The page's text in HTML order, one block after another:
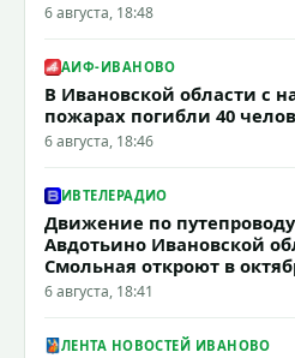
6 августа, 18:48
АИФ-ИВАНОВО
В Ивановской области с
пожарах погибли 40
6 августа, 18:46
ИВТЕЛЕРАДИО
Движение по
Авдотьино Ивановской
Смольная откроют в
6 августа, 18:41
ЛЕНТА НОВОСТЕЙ ИВАНОВО